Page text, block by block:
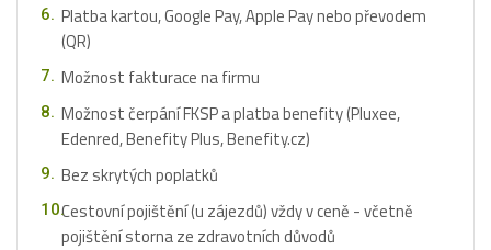
Platba kartou, Google Pay, Apple Pay nebo převodem
(QR)
Možnost fakturace na firmu
Možnost čerpání FKSP a platba benefity (Pluxee,
Edenred, Benefity Plus, Benefity.cz)
Bez skrytých poplatků
Cestovní pojištění (u zájezdů) vždy v ceně - včetně
pojištění storna ze zdravotních důvodů